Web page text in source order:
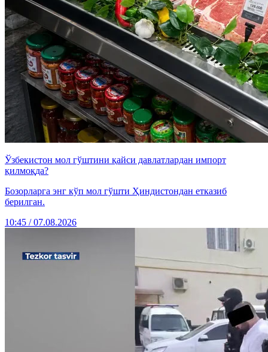
Ўзбекистон мол гўштини қайси давлатлардан импорт
қилмоқда?
Бозорларга энг кўп мол гўшти Ҳиндистондан етказиб
берилган.
10:45 / 07.08.2026